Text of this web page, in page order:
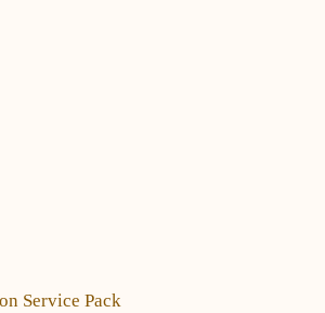
Service Pack